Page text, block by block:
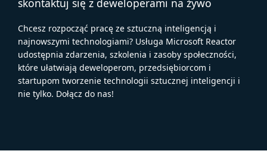
Chcesz rozpocząć pracę ze sztuczną inteligencją i
najnowszymi technologiami? Usługa Microsoft Reactor
udostępnia zdarzenia, szkolenia i zasoby społeczności,
które ułatwiają deweloperom, przedsiębiorcom i
startupom tworzenie technologii sztucznej inteligencji i
nie tylko. Dołącz do nas!